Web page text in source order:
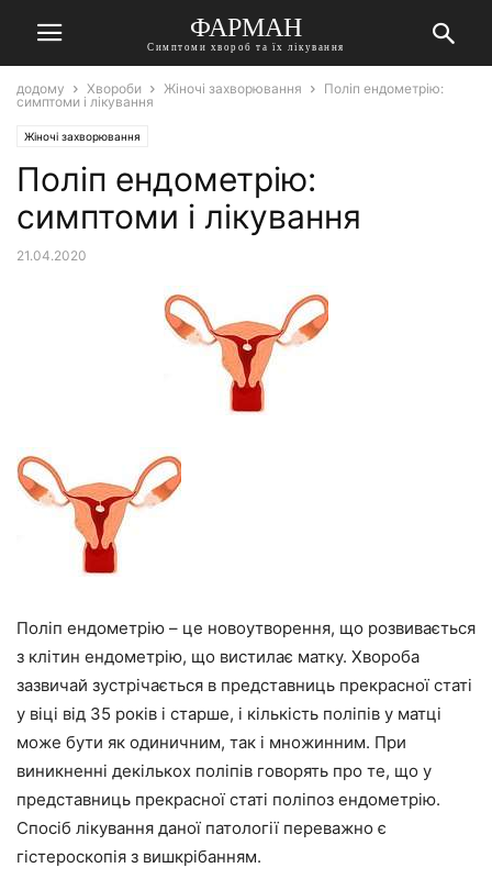
ФАРМАН
Симптоми хвороб та їх лікування
додому Хвороби Жіночі захворювання
Поліп ендометрію:
симптоми і лікування
Жіночі захворювання
Поліп ендометрію:
симптоми і лікування
21.04.2020
Поліп ендометрію – це новоутворення, що розвивається
з клітин ендометрію, що вистилає матку. Хвороба
зазвичай зустрічається в представниць прекрасної статі
у віці від 35 років і старше, і кількість поліпів у матці
може бути як одиничним, так і множинним. При
виникненні декількох поліпів говорять про те, що у
представниць прекрасної статі поліпоз ендометрію.
Спосіб лікування даної патології переважно є
гістероскопія з вишкрібанням.